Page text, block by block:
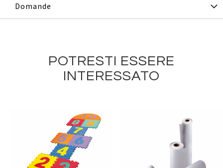
Domande
POTRESTI ESSERE
INTERESSATO